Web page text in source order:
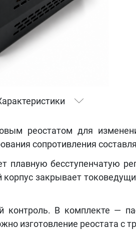
реостатом для
сопротивления
плавную бесступенчатую
закрывает
контроль. В комплекте —
изготовление реостата с